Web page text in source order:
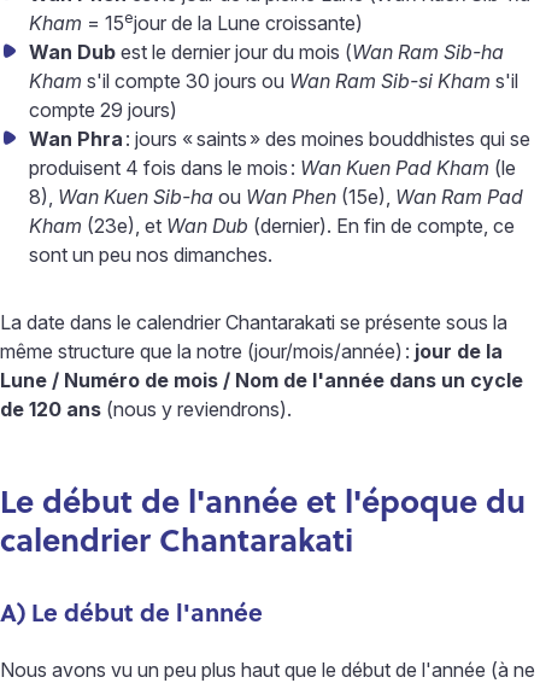
Kham = 15ejour de la Lune croissante)
Wan Dub est le dernier jour du mois (Wan Ram Sib-ha
Kham s'il compte 30 jours ou Wan Ram Sib-si Kham s'il
compte 29 jours)
Wan Phra : jours «saints » des moines bouddhistes qui se
produisent 4 fois dans le mois : Wan Kuen Pad Kham (le
8), Wan Kuen Sib-ha ou Wan Phen (15e), Wan Ram Pad
Kham (23e), et Wan Dub (dernier). En fin de compte, ce
sont un peu nos dimanches.
La date dans le calendrier Chantarakati se présente sous la
même structure que la notre (jour/mois/année) : jour de la
Lune / Numéro de mois / Nom de l'année dans un cycle
de 120 ans (nous y reviendrons).
Le début de l'année et l'époque du
calendrier Chantarakati
A) Le début de l'année
Nous avons vu un peu plus haut que le début de l'année (à ne